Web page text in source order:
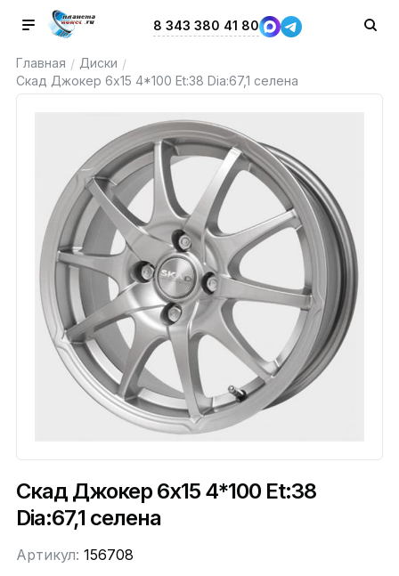
8 343 380 41 80
Главная / Диски /
Скад Джокер 6x15 4*100 Et:38 Dia:67,1 селена
Скад Джокер 6x15 4*100 Et:38
Dia:67,1 селена
Артикул: 156708